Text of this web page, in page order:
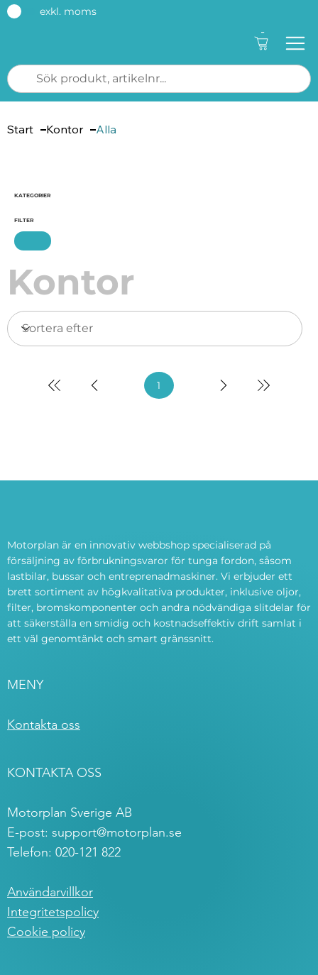
exkl. moms
-
Start Kontor Alla
KATEGORIER
FILTER
Kontor
1Sida
Motorplan är en innovativ webbshop specialiserad på
försäljning av förbrukningsvaror för tunga fordon, såsom
lastbilar, bussar och entreprenadmaskiner. Vi erbjuder ett
brett sortiment av högkvalitativa produkter, inklusive oljor,
filter, bromskomponenter och andra nödvändiga slitdelar för
att säkerställa en smidig och kostnadseffektiv drift samlat i
ett väl genomtänkt och smart gränssnitt.
MENY
Kontakta oss
KONTAKTA OSS
Motorplan Sverige AB
E-post: support@motorplan.se
Telefon: 020-121 822
Användarvillkor
Integritetspolicy
Cookie policy